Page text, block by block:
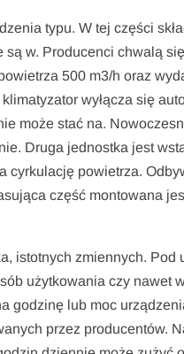
typu. W tej części
w. Producenci chwalą
500 m3/h oraz
wyłącza się
może stać na.
Druga jednostka jest
cyrkulację powietrza.
część montowana
istotnych zmiennych.
użytkowania czy nawet
godzinę lub moc
przez producentów.